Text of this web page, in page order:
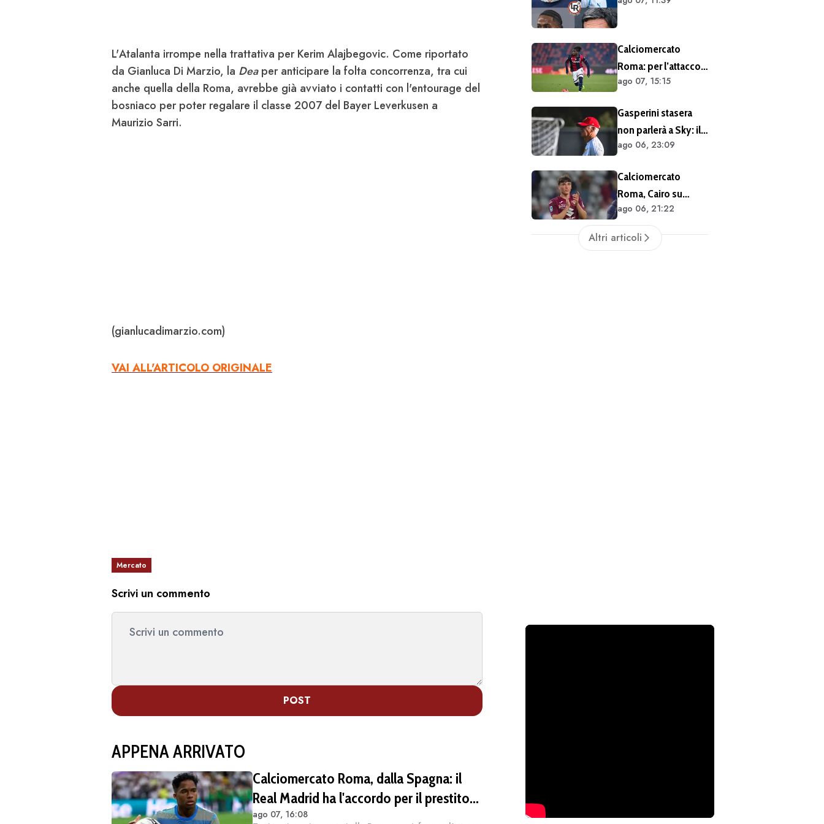
L'Atalanta irrompe nella trattativa per Kerim Alajbegovic. Come riportato
da Gianluca Di Marzio, la Deaper anticipare la folta concorrenza, tra cui
anche quella della Roma, avrebbe già avviato i contatti con l'entourage del
bosniaco per poter regalare il classe 2007 del Bayer Leverkusen a
Maurizio Sarri.
(gianlucadimarzio.com)
VAI ALL'ARTICOLO ORIGINALE
Mercato
Scrivi un commento
POST
APPENA ARRIVATO
Calciomercato Roma, dalla Spagna: il
Real Madrid ha l'accordo per il prestito
di Endrick in Premier League
ago 07, 16:08
dal meeting con la
Calciomercato
Roma: per l’attacco
rispunta Rowe. Ecco
Bologna
ago 07, 15:15
Gasperini stasera
non parlerà a Sky: il
tecnico impegnato
mercato
ago 06, 23:09
Calciomercato
Roma, Cairo su
Cacciamani:
"Vogliamo
assolutamente
ago 06, 21:22
Altri articoli